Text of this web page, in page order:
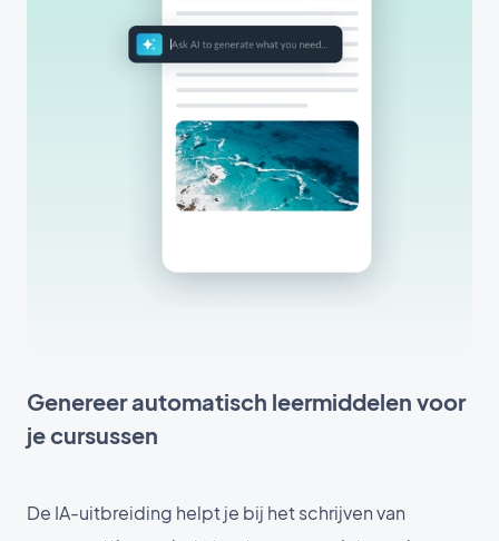
Genereer automatisch leermiddelen voor
je cursussen
De IA-uitbreiding helpt je bij het schrijven van